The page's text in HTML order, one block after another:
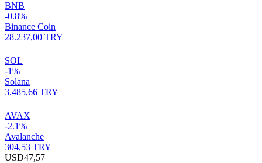
BNB
-0.8%
Binance Coin
28.237,00 TRY
SOL
-1%
Solana
3.485,66 TRY
AVAX
-2.1%
Avalanche
304,53 TRY
USD47,57